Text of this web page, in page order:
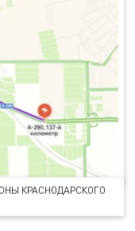
КРАСНОДАРСКОГО